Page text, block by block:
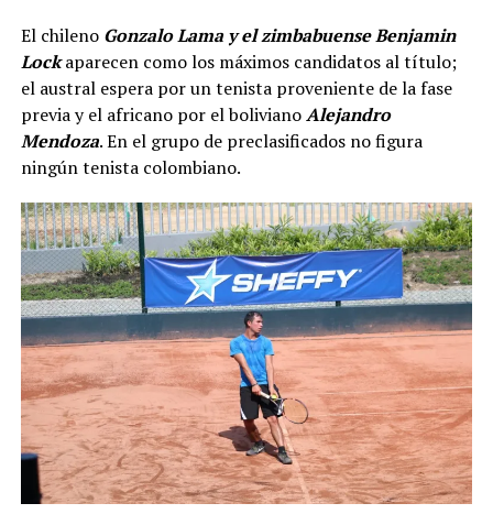
El chileno Gonzalo Lama y el zimbabuense Benjamin
Lockaparecen como los máximos candidatos al título;
el austral espera por un tenista proveniente de la fase
previa y el africano por el bolivianoAlejandro
Mendoza. En el grupo de preclasificados no figura
ningún tenista colombiano.